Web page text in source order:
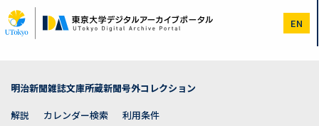
イ
ン
EN
明治新聞雑誌文庫所蔵新聞号外コレクション
解説
カレンダー検索 利用条件